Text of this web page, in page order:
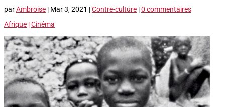
parAmbroise | Mar 3, 2021 |Contre-culture |0 commentaires
Afrique |Cinéma